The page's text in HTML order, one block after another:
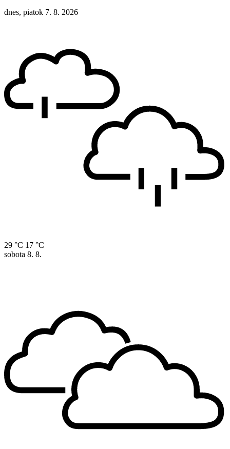
dnes, piatok 7. 8. 2026
29 °C 17 °C
sobota 8. 8.